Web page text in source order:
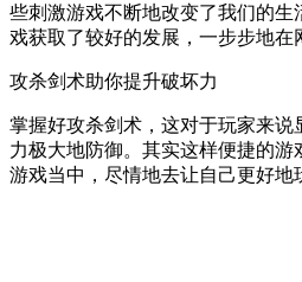
些刺激游戏不断地改变了我们的
戏获取了较好的发展，一步步地在
攻杀剑术助你提升破坏力
掌握好攻杀剑术，这对于玩家来
力极大地防御。其实这样便捷的
游戏当中，尽情地去让自己更好地